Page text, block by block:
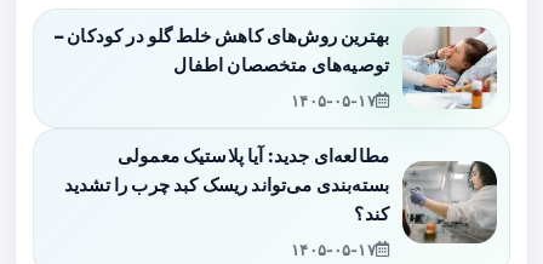
بهترین روش‌های کاهش خلط گلو در کودکان –
توصیه‌های متخصصان اطفال
۱۴۰۵-۰۵-۱۷
مطالعه‌ای جدید: آیا پلاستیک معمولی
بسته‌بندی می‌تواند ریسک کبد چرب را تشدید
کند؟
۱۴۰۵-۰۵-۱۷